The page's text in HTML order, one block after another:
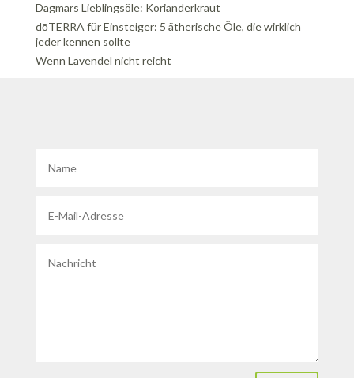
Dagmars Lieblingsöle: Korianderkraut
dōTERRA für Einsteiger: 5 ätherische Öle, die wirklich
jeder kennen sollte
Wenn Lavendel nicht reicht